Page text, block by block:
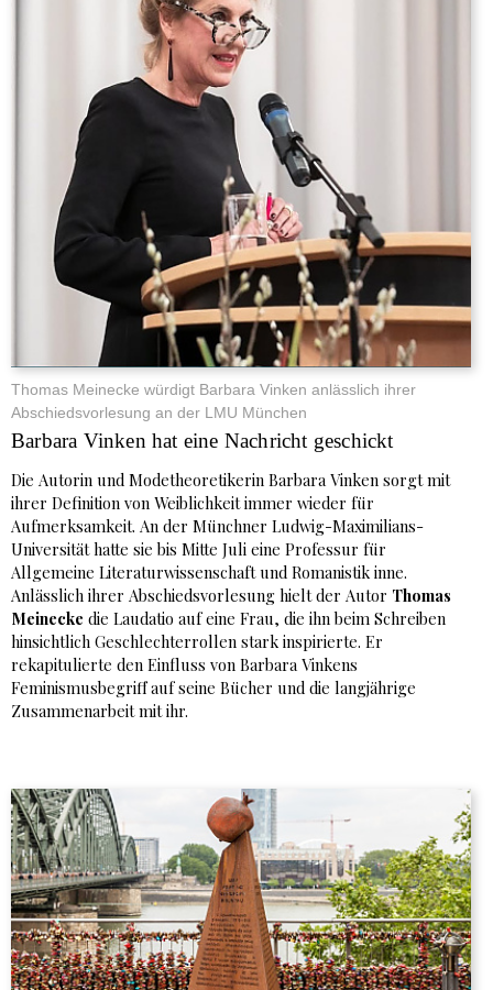
Thomas Meinecke würdigt Barbara Vinken anlässlich ihrer
Abschiedsvorlesung an der LMU München
Barbara Vinken hat eine Nachricht geschickt
Die Autorin und Modetheoretikerin Barbara Vinken sorgt mit
ihrer Definition von Weiblichkeit immer wieder für
Aufmerksamkeit. An der Münchner Ludwig-Maximilians-
Universität hatte sie bis Mitte Juli eine Professur für
Allgemeine Literaturwissenschaft und Romanistik inne.
Anlässlich ihrer Abschiedsvorlesung hielt der Autor Thomas
Meinecke die Laudatio auf eine Frau, die ihn beim Schreiben
hinsichtlich Geschlechterrollen stark inspirierte. Er
rekapitulierte den Einfluss von Barbara Vinkens
Feminismusbegriff auf seine Bücher und die langjährige
Zusammenarbeit mit ihr.